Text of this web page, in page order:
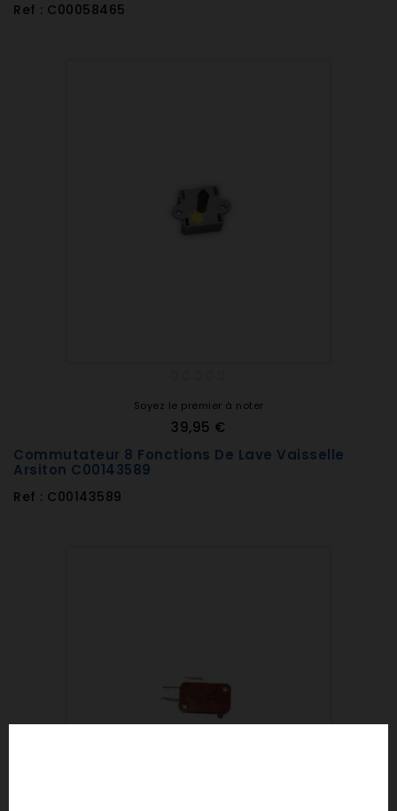
Ref : C00058465
Soyez le premier à noter
39,95 €
Commutateur 8 Fonctions De Lave Vaisselle
Arsiton C00143589
Ref : C00143589